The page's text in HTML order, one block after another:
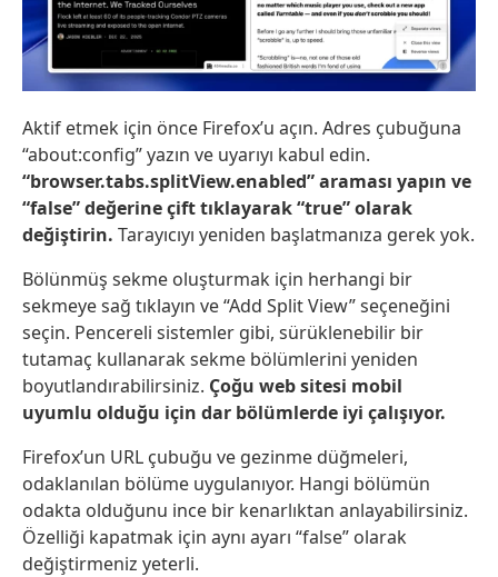
Aktif etmek için önce Firefox’u açın. Adres çubuğuna
“about:config” yazın ve uyarıyı kabul edin.
“browser.tabs.splitView.enabled” araması yapın ve
“false” değerine çift tıklayarak “true” olarak
değiştirin. Tarayıcıyı yeniden başlatmanıza gerek yok.
Bölünmüş sekme oluşturmak için herhangi bir
sekmeye sağ tıklayın ve “Add Split View” seçeneğini
seçin. Pencereli sistemler gibi, sürüklenebilir bir
tutamaç kullanarak sekme bölümlerini yeniden
boyutlandırabilirsiniz. Çoğu web sitesi mobil
uyumlu olduğu için dar bölümlerde iyi çalışıyor.
Firefox’un URL çubuğu ve gezinme düğmeleri,
odaklanılan bölüme uygulanıyor. Hangi bölümün
odakta olduğunu ince bir kenarlıktan anlayabilirsiniz.
Özelliği kapatmak için aynı ayarı “false” olarak
değiştirmeniz yeterli.